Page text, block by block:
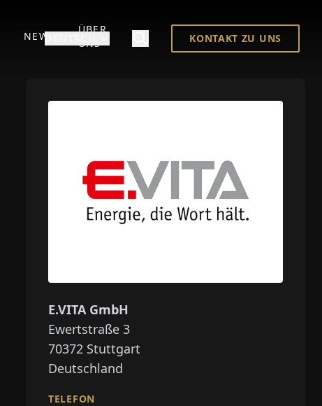
NEWS
ÜBER
UNS
KONTAKT ZU UNS
E.VITA GmbH
Ewertstraße 3
70372 Stuttgart
Deutschland
TELEFON